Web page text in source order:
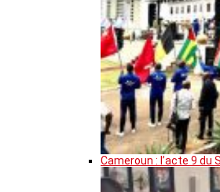
Cameroun : l’acte 9 du